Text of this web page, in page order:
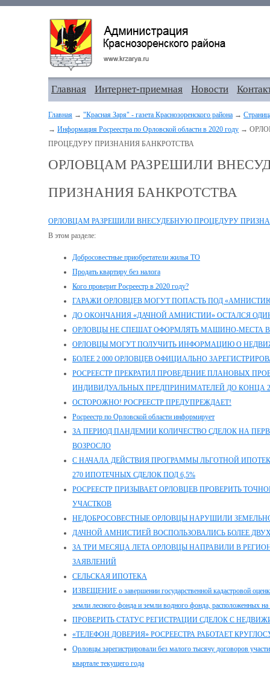
Главная Интернет-приемная Новости
Главная → "Красная Заря" - газета Краснозоренского района →
→ Информация Росреестра по Орловской области в 2020 году →
ПРОЦЕДУРУ ПРИЗНАНИЯ БАНКРОТСТВА
ОРЛОВЦАМ РАЗРЕШИЛИ
ПРИЗНАНИЯ БАНКРОТСТВА
ОРЛОВЦАМ РАЗРЕШИЛИ ВНЕСУДЕБНУЮ ПРОЦЕДУРУ
В этом разделе:
Добросовестные приобретатели жилья ТО
Продать квартиру без налога
Кого проверит Росреестр в 2020 году?
ГАРАЖИ ОРЛОВЦЕВ МОГУТ ПОПАСТЬ ПОД
ДО ОКОНЧАНИЯ «ДАЧНОЙ АМНИСТИИ» ОСТАЛСЯ
ОРЛОВЦЫ НЕ СПЕШАТ ОФОРМЛЯТЬ МАШИНО-МЕСТА В
ОРЛОВЦЫ МОГУТ ПОЛУЧИТЬ ИНФОРМАЦИЮ О
БОЛЕЕ 2 000 ОРЛОВЦЕВ ОФИЦИАЛЬНО
РОСРЕЕСТР ПРЕКРАТИЛ ПРОВЕДЕНИЕ ПЛАНОВЫХ
ИНДИВИДУАЛЬНЫХ ПРЕДПРИНИМАТЕЛЕЙ ДО КОНЦА
ОСТОРОЖНО! РОСРЕЕСТР ПРЕДУПРЕЖДАЕТ!
Росреестр по Орловской области информирует
ЗА ПЕРИОД ПАНДЕМИИ КОЛИЧЕСТВО СДЕЛОК НА
ВОЗРОСЛО
С НАЧАЛА ДЕЙСТВИЯ ПРОГРАММЫ ЛЬГОТНОЙ
270 ИПОТЕЧНЫХ СДЕЛОК ПОД 6,5%
РОСРЕЕСТР ПРИЗЫВАЕТ ОРЛОВЦЕВ ПРОВЕРИТЬ
УЧАСТКОВ
НЕДОБРОСОВЕСТНЫЕ ОРЛОВЦЫ НАРУШИЛИ
ДАЧНОЙ АМНИСТИЕЙ ВОСПОЛЬЗОВАЛИСЬ БОЛЕЕ
ЗА ТРИ МЕСЯЦА ЛЕТА ОРЛОВЦЫ НАПРАВИЛИ В
ЗАЯВЛЕНИЙ
СЕЛЬСКАЯ ИПОТЕКА
ИЗВЕЩЕНИЕ о завершении государственной кадастровой
земли лесного фонда и земли водного фонда, расположенных
ПРОВЕРИТЬ СТАТУС РЕГИСТРАЦИИ СДЕЛОК С
«ТЕЛЕФОН ДОВЕРИЯ» РОСРЕЕСТРА РАБОТАЕТ
Орловцы зарегистрировали без малого тысячу договоров
квартале текущего года